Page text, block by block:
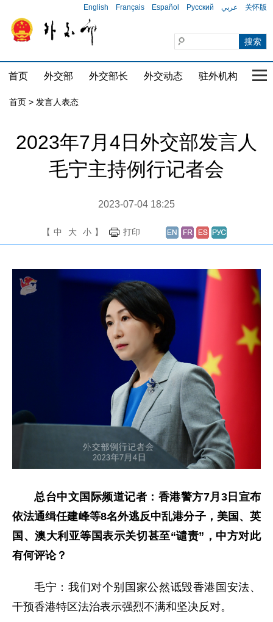
English Français Español Русский عربي 关怀版
首页 外交部 外交部长 外交动态 驻外机构 国
首页 > 发言人表态
2023年7月4日外交部发言人
毛宁主持例行记者会
2023-07-04 18:25
【 中 大 小 】 打印
总台中文国际频道记者：香港警方7月3日宣布
依法通缉任建峰等8名外逃反中乱港分子，美国、英
国、澳大利亚等国表示关切甚至“谴责”，中方对此
有何评论？
毛宁：我们对个别国家公然诋毁香港国安法、
干预香港特区法治表示强烈不满和坚决反对。